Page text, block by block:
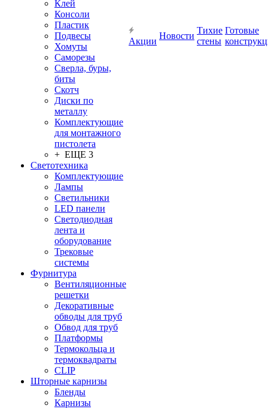
Клей
Консоли
Пластик
Подвесы
Хомуты
Саморезы
Сверла, буры,
биты
Скотч
Диски по
металлу
Комплектующие
для монтажного
пистолета
+ ЕЩЕ 3
Светотехника
Комплектующие
Лампы
Светильники
LED панели
Светодиодная
лента и
оборудование
Трековые
системы
Фурнитура
Вентиляционные
решетки
Декоративные
обводы для труб
Обвод для труб
Платформы
Термокольца и
термоквадраты
CLIP
Шторные карнизы
Бленды
Карнизы
Акции
Новости
Тихие
стены
Готовые